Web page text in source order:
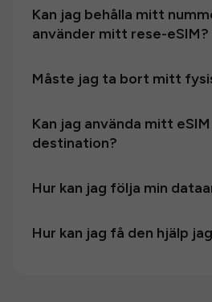
Kan jag behålla mitt
använder mitt rese-eSIM?
Måste jag ta bort mitt
Kan jag använda mitt
destination?
Hur kan jag följa min
Hur kan jag få den hjälp